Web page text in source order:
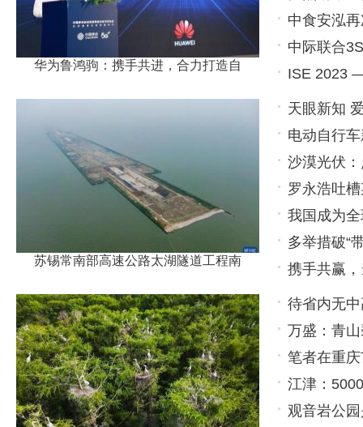
华为鲁鸿驹：携手共进，合力打造自
但我们一
中食安泓
中际联合
为安全而
ISE 2023
苏锡常南部高速公路太湖隧道工程南
天眼新知
刻
电动自行
97.3万
沙漠光伏
万家
罗永浩吐
超7.4万家
我国成为
超234万家
多举措破“
家
携手共赢
会健康
待省内无
万盛：青
笔者在重
江津：
观音岩公